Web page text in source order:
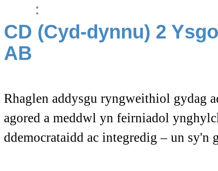
CD (Cyd-dynnu) 2
AB
Rhaglen addysgu ryngweithiol gydag
agored a meddwl yn feirniadol
ddemocrataidd ac integredig – un